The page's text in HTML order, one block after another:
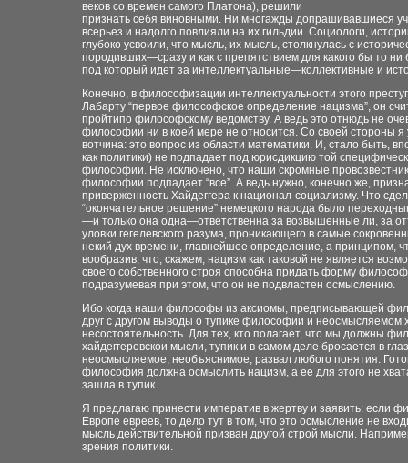
веков со времен самого Платона), решили
признать себя виновными. Ни многажды допрашивавшиеся
всерьез и надолго повлияли на их гильдии. Социологи,
глубоко усвоили, что мысль, их мысль, столкнулась с
породивших—сразу и как с препятствием для какого бы то
под который идет за интеллектуальные—коллективные и
Конечно, в философизации интеллектуальности этого
Лабарту “первое философское определение нацизма”, он
пройтипо философскому ведомству. А ведь это отнюдь не
философии ни в коей мере не относится. Со своей стороны
вотчина: это вопрос из области математики. И, стало быть,
как политики) не подпадает под юрисдикцию той
философии. Не исключено, что наши скромные
философии подпадает “все”. А ведь нужно, конечно же,
приверженность Хайдеггера к национал-социализму. Что
“окончательное решение” немецкого народа было
—и только она одна—ответственна за возвышенные ли, за
уловки гегелевского разума, проникающего в самые
некий дух времени, главнейшее определение, а принципом,
вообразив, что, скажем, нацизм как таковой не является
своего собственного строя способна придать форму
подразумевая при этом, что он не подвластен осмыслению.
Ибо когда наши философы из аксиомы, предписывающей
друг с другом выводы о тупике философии и
несостоятельность. Для тех, кто полагает, что мы должны
хайдеггеровскои мысли, тупик и в самом деле бросается в
неосмысляемое, необъяснимое, развал любого понятия.
философия должна осмыслить нацизм, а ее для этого не
зашла в тупик.
Я предлагаю принести императив в жертву и заявить: если
Европе евреев, то дело тут в том, что это осмысление не
мысль действительной призван другой строй мысли.
зрения политики.